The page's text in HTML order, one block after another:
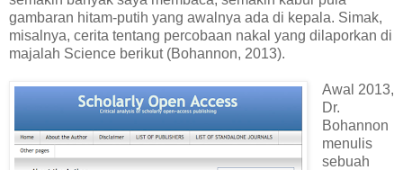
gambaran hitam-putih yang awalnya ada di kepala. Simak,
misalnya, cerita tentang percobaan nakal yang dilaporkan di
majalah Science berikut (Bohannon, 2013).
Awal 2013,
Dr.
Bohannon
menulis
sebuah